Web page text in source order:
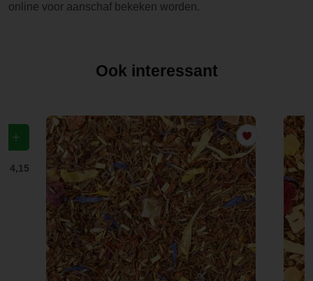
online voor aanschaf bekeken worden.
Ook interessant
€ 4,15